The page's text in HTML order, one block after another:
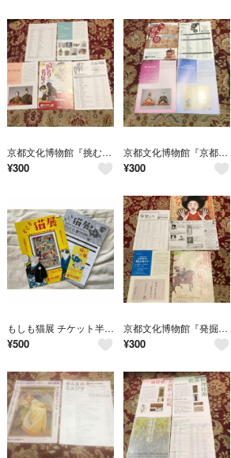
京都文化博物館『挑む浮世絵 国芳から芳年へ展』パンフレット&展示目録他
¥300
京都文化博物館『京都祇園祭りパンフレット＆展示目録』他
¥300
もしも猫展 チケット半券＆フライヤーセット 京都文化博物館
¥500
京都文化博物館『発掘された珠玉の名品『少女たち』』展パンフレット＆収集目録
¥300